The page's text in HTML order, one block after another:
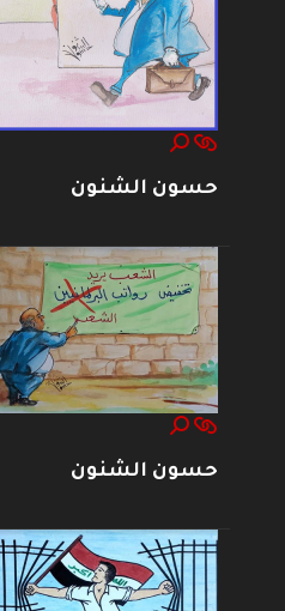
حسون الشنون
حسون الشنون